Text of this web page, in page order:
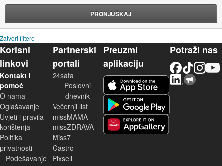
PRONJUŠKAJ
Zatvori filtere
Korisni
linkovi
Kontakt i
pomoć
O nama
Oglašavanje
Uvjeti i pravila
korištenja
Politika
privatnosti
Podešavanje
Partnerski
portali
24sata
Poslovni
dnevnik
Večernji list
missMAMA
missZDRAVA
Miss7
Gastro
Pixsell
Preuzmi
aplikaciju
Potraži nas